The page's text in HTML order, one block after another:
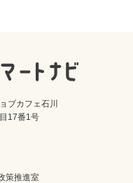
ブカフェ石川
17番1号
策推進室